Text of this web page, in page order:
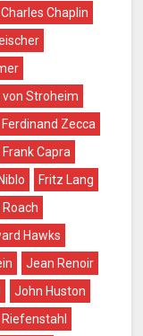
Charles Chaplin
von Stroheim
Ferdinand Zecca
Frank Capra
Fritz Lang
Roach
Hawks
Jean Renoir
John Huston
Riefenstahl